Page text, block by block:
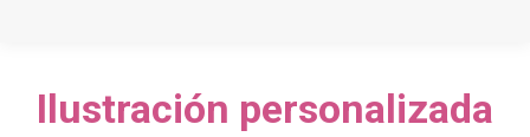
Ilustración personalizada